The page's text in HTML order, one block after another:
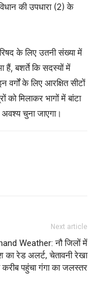
की उपधारा (2) के
के लिए उतनी संख्या में
हैं, बशर्ते कि सदस्यों में
के लिए आरक्षित सीटों
मिलाकर भागों में बांटा
चुना जाएगा।
Next article
Weather: नौ जिलों में
का रेड अलर्ट, चेतावनी रेखा
पहुंचा गंगा का जलस्तर